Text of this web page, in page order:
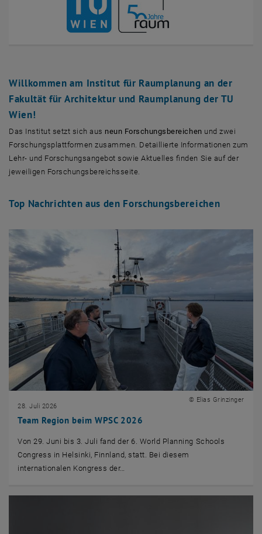
Willkommen am Institut für Raumplanung an der
Fakultät für Architektur und Raumplanung der TU
Wien!
Das Institut setzt sich aus neun Forschungsbereichen und zwei
Forschungsplattformen zusammen. Detaillierte Informationen zum
Lehr- und Forschungsangebot sowie Aktuelles finden Sie auf der
jeweiligen Forschungsbereichsseite.
Top Nachrichten aus den Forschungsbereichen
Team Region beim WPSC 2026
28. Juli 2026
© Elias Grinzinger
Von 29. Juni bis 3. Juli fand der 6. World Planning Schools
Congress in Helsinki, Finnland, statt. Bei diesem
internationalen Kongress der…